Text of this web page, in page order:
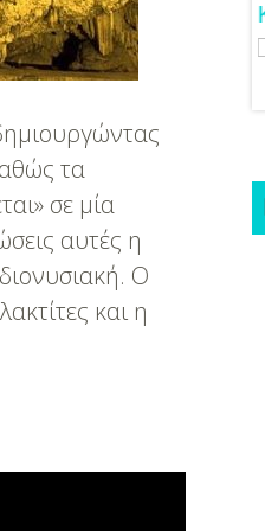
τα
σε μία
αυτές η
Ο
και η
Μουζουράκη &
Κόζαρη - Έρχεται
Στην Αίγινα